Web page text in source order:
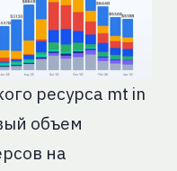
ресурса mt in
объем
на